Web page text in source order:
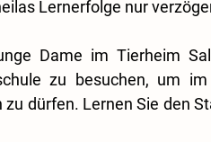
Lernerfolge nur
Dame im Tierheim
zu besuchen, um
dürfen. Lernen Sie den